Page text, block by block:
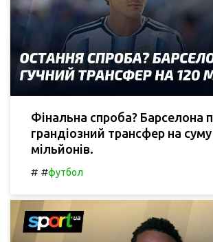
Фінальна спроба? Барселона
грандіозний трансфер на
мільйонів.
# #футбол